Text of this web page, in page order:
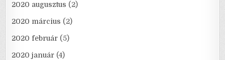
2020 augusztus (2)
2020 március (2)
2020 február (5)
2020 január (4)